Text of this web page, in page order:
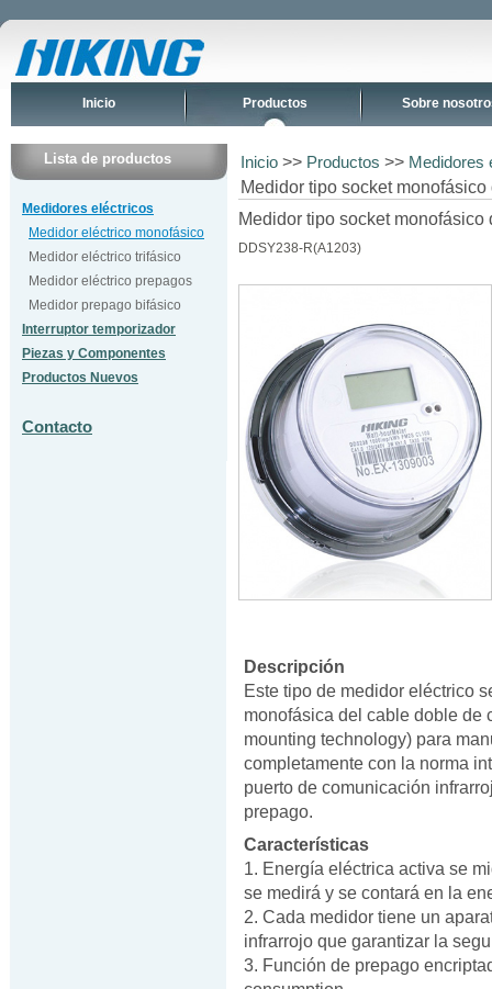
Inicio Productos Sobre
Lista de productos
Medidores eléctricos
Medidor eléctrico monofásico
Medidor eléctrico trifásico
Medidor eléctrico prepagos
Medidor prepago bifásico
Interruptor temporizador
Piezas y Componentes
Productos Nuevos
Contacto
Inicio >> Productos >> Medidores
Medidor tipo socket
Medidor tipo socket monofásico
DDSY238-R(A1203)
Descripción
Este tipo de medidor eléctrico
monofásica del cable doble de
mounting technology) para
completamente con la norma
puerto de comunicación
prepago.
Características
1. Energía eléctrica activa se
se medirá y se contará en la
2. Cada medidor tiene un
infrarrojo que garantizar la
3. Función de prepago